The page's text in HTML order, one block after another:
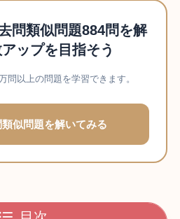
問類似問題884問を解
ップを目指そう
問以上の問題を学習できます。
似問題を解いてみる